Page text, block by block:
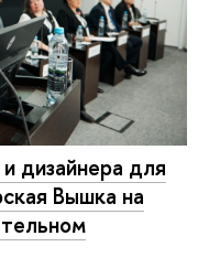
дизайнера для
Вышка на